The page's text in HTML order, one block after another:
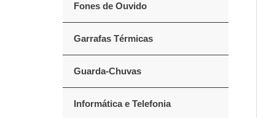
Fones de Ouvido
Garrafas Térmicas
Guarda-Chuvas
Informática e Telefonia